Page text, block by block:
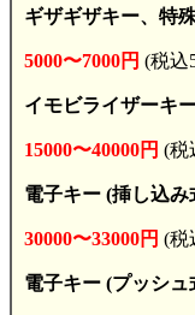
ギザギザキー、特
5000〜7000円 (税込
イモビライザーキ
15000〜40000円 (税
電子キー (挿し込み
30000〜33000円 (税
電子キー (プッシ